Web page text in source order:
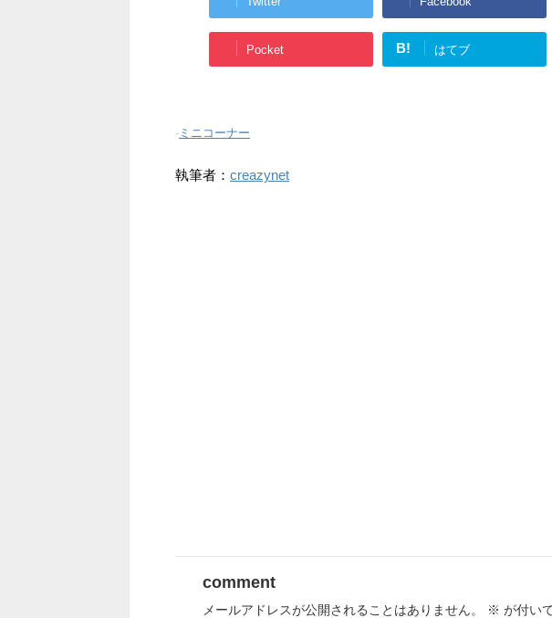
Pocket B! はてブ
- ミニコーナー
執筆者： creazynet
comment
メールアドレスが公開されることはありません。 ※ が付い